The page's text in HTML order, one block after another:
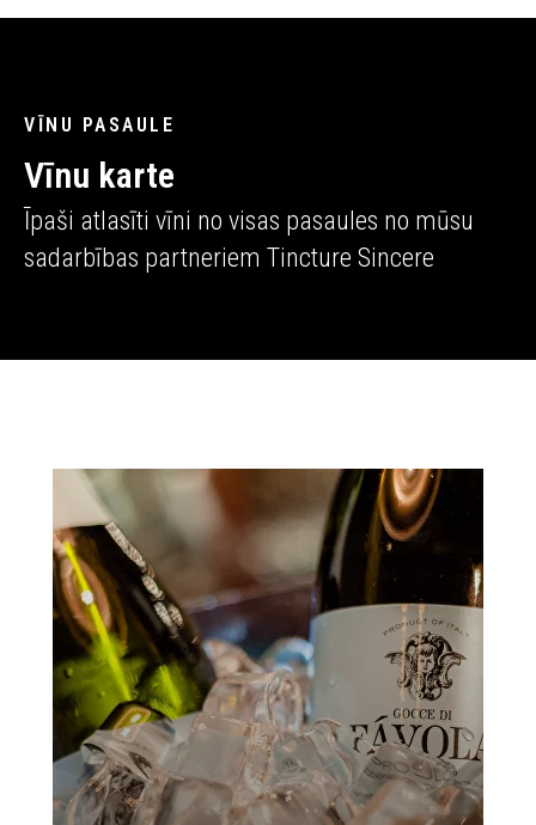
VĪNU PASAULE
Vīnu karte
Īpaši atlasīti vīni no visas pasaules no mūsu
sadarbības partneriem Tincture Sincere